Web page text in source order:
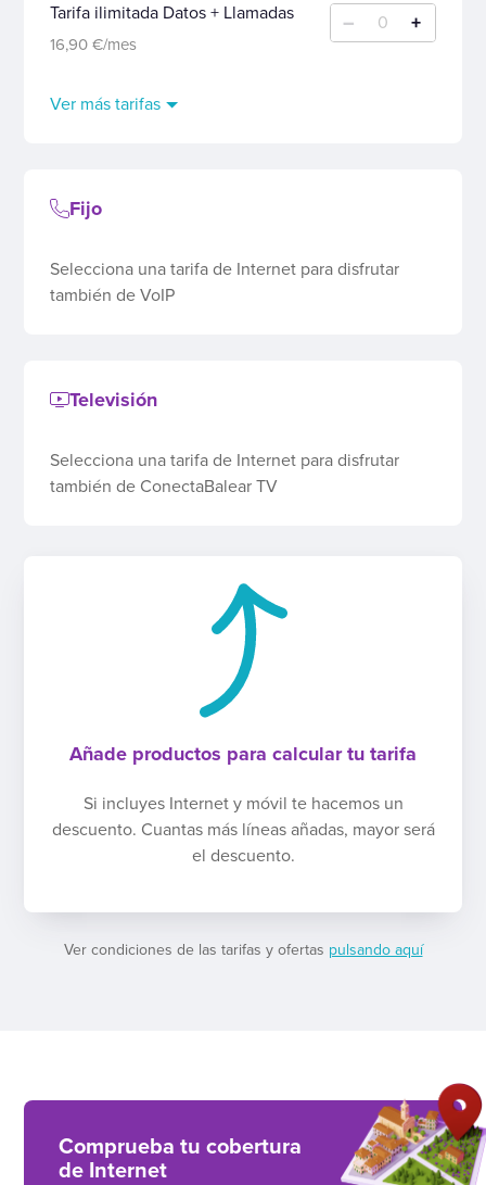
Tarifa ilimitada Datos + Llamadas
16,90 €/mes
– 0 +
Ver más tarifas
Fijo
Selecciona una tarifa de Internet para disfrutar
también de VoIP
Televisión
Selecciona una tarifa de Internet para disfrutar
también de ConectaBalear TV
Añade productos para calcular tu tarifa
Si incluyes Internet y móvil te hacemos un
descuento. Cuantas más líneas añadas, mayor será
el descuento.
Ver condiciones de las tarifas y ofertas pulsando aquí
Comprueba tu cobertura
de Internet